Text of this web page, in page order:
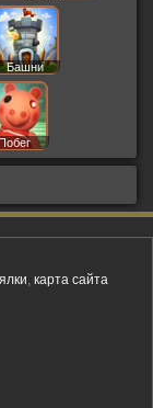
Башни
Побег
, карта сайта